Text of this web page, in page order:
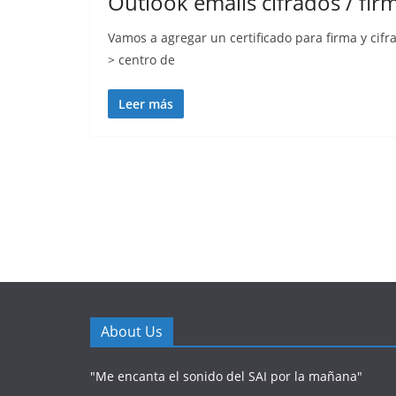
Vamos a agregar un certificado para firma y
> centro de
Leer más
About Us
"Me encanta el sonido del SAI por la mañana"